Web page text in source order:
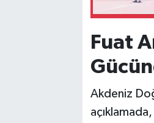
Fuat
Akdeniz